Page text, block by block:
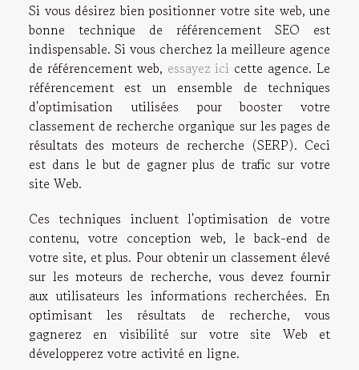
Si vous désirez bien positionner votre site web, une
bonne technique de référencement SEO est
indispensable. Si vous cherchez la meilleure agence
de référencement web, essayez ici cette agence. Le
référencement est un ensemble de techniques
d'optimisation utilisées pour booster votre
classement de recherche organique sur les pages de
résultats des moteurs de recherche (SERP). Ceci
est dans le but de gagner plus de trafic sur votre
site Web.
Ces techniques incluent l'optimisation de votre
contenu, votre conception web, le back-end de
votre site, et plus. Pour obtenir un classement élevé
sur les moteurs de recherche, vous devez fournir
aux utilisateurs les informations recherchées. En
optimisant les résultats de recherche, vous
gagnerez en visibilité sur votre site Web et
développerez votre activité en ligne.